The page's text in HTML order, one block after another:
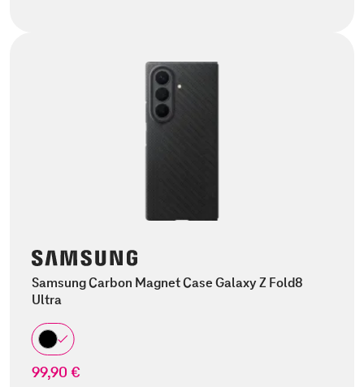
Samsung Carbon Magnet Case Galaxy Z Fold8
Ultra
99,90 €